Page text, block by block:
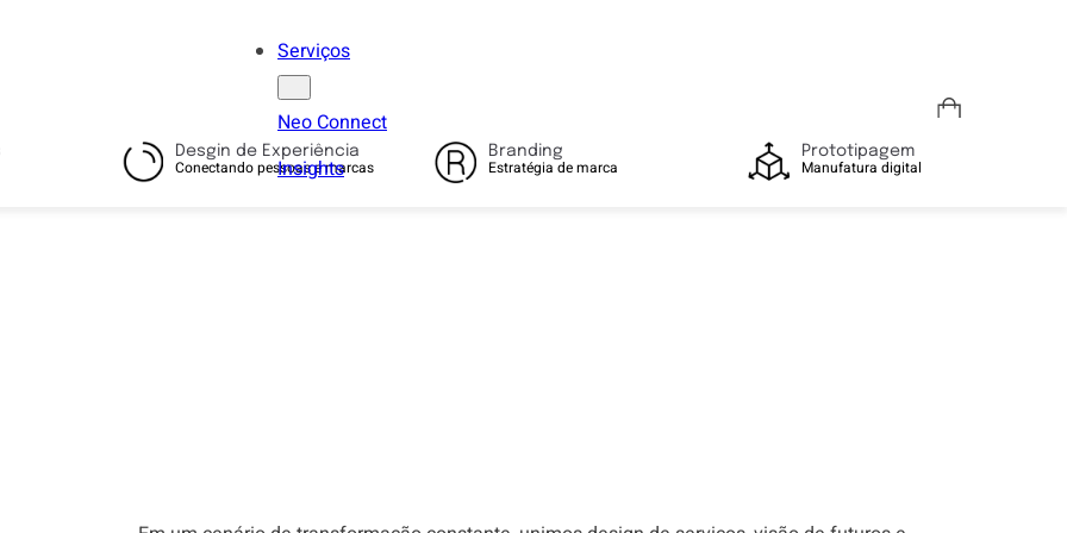
Serviços
Desgin de Experiência
Conectando pessoas e marcas
Branding
Estratégia de marca
Prototipagem
Manufatura digital
Neo Connect
Insights